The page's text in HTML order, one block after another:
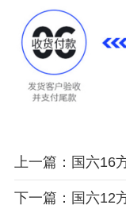
下一篇：国六12